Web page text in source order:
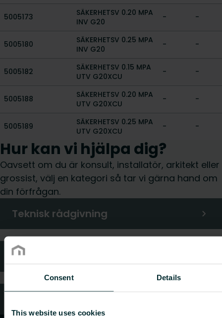
Consent Details
This website uses cookies
5005173
SÄKERHETSV 0.20 MPA
INV G20
- -
5005180
SÄKERHETSV 0.25 MPA
INV G20
- -
5005182
SÄKERHETSV 0.15 MPA
UTV G20XCU
- -
5005188
SÄKERHETSV 0.20 MPA
UTV G20XCU
- -
5005189
SÄKERHETSV 0.25 MPA
UTV G20XCU
- -
Hur kan vi hjälpa dig?
Oavsett om du är konsult, installatör, arkitekt eller
grossist, välj en kategori så tar vi gärna hand om
din förfrågan.
Teknisk rådgivning
Kundtjänst